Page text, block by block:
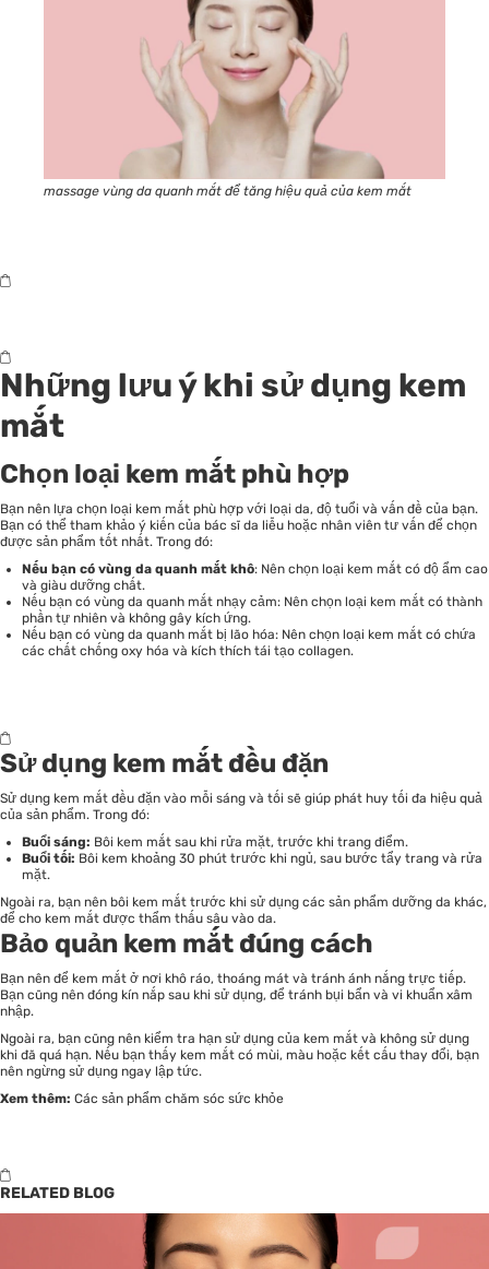
massage vùng da quanh mắt để tăng hiệu quả của kem mắt
Những lưu ý khi sử dụng kem
mắt
Chọn loại kem mắt phù hợp
Bạn nên lựa chọn loại kem mắt phù hợp với loại da, độ tuổi và vấn đề của bạn.
Bạn có thể tham khảo ý kiến của bác sĩ da liễu hoặc nhân viên tư vấn để chọn
được sản phẩm tốt nhất. Trong đó:
Nếu bạn có vùng da quanh mắt khô: Nên chọn loại kem mắt có độ ẩm cao
và giàu dưỡng chất.
Nếu bạn có vùng da quanh mắt nhạy cảm: Nên chọn loại kem mắt có thành
phần tự nhiên và không gây kích ứng.
Nếu bạn có vùng da quanh mắt bị lão hóa: Nên chọn loại kem mắt có chứa
các chất chống oxy hóa và kích thích tái tạo collagen.
Sử dụng kem mắt đều đặn
Sử dụng kem mắt đều đặn vào mỗi sáng và tối sẽ giúp phát huy tối đa hiệu quả
của sản phẩm. Trong đó:
Buổi sáng: Bôi kem mắt sau khi rửa mặt, trước khi trang điểm.
Buổi tối: Bôi kem khoảng 30 phút trước khi ngủ, sau bước tẩy trang và rửa
mặt.
Ngoài ra, bạn nên bôi kem mắt trước khi sử dụng các sản phẩm dưỡng da khác,
để cho kem mắt được thẩm thấu sâu vào da.
Bảo quản kem mắt đúng cách
Bạn nên để kem mắt ở nơi khô ráo, thoáng mát và tránh ánh nắng trực tiếp.
Bạn cũng nên đóng kín nắp sau khi sử dụng, để tránh bụi bẩn và vi khuẩn xâm
nhập.
Ngoài ra, bạn cũng nên kiểm tra hạn sử dụng của kem mắt và không sử dụng
khi đã quá hạn. Nếu bạn thấy kem mắt có mùi, màu hoặc kết cấu thay đổi, bạn
nên ngừng sử dụng ngay lập tức.
Xem thêm: Các sản phẩm chăm sóc sức khỏe
RELATED BLOG